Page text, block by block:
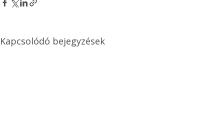
Kapcsolódó bejegyzések